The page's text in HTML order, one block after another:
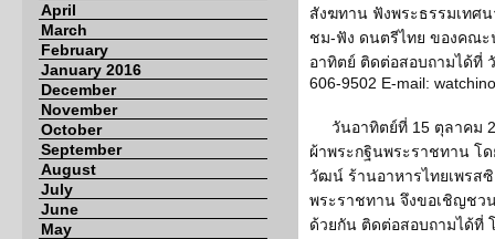
April
March
February
January 2016
December
November
October
September
August
July
June
May
สังฆทาน ฟังพระธรรมเทศ
ชม-ฟัง ดนตรีไทย ของคณะ
อาทิตย์ ติดต่อสอบถามได้ที่
606-9502 E-mail:
วันอาทิตย์ที่ 15 ตุลาคม
ผ้าพระกฐินพระราชทาน โ
วัฒน์ ร้านอาหารไทยเพรส
พระราชทาน จึงขอเชิญชว
ด้วยกัน ติดต่อสอบถามได้ที่